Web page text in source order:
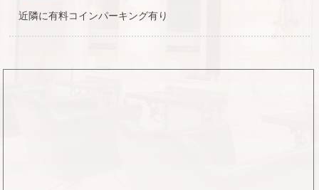
近隣に有料コインパーキング有り